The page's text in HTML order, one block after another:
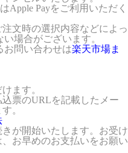
Apple Payをご利用いただく
文時の選択内容などによっ
場合がございます。
お問い合わせは楽天市場ま
ます。
票のURLを記載したメー
。
が開始いたします。お受け
お早めのお支払いをお願い